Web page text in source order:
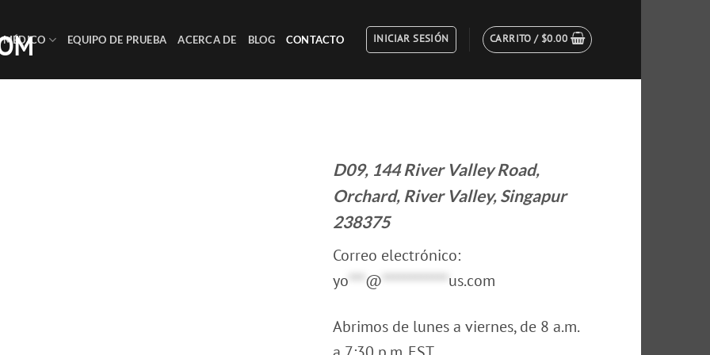
MÉDICO EQUIPO DE PRUEBA ACERCA DE BLOG CONTACTO INICIAR SESIÓN CARRITO / $0.00
D09, 144 River Valley Road,
Orchard, River Valley, Singapur
238375
Correo electrónico:
yo*** @************ us.com
Abrimos de lunes a viernes, de 8 a.m.